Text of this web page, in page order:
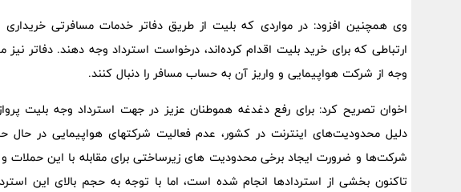
وی همچنین افزود: در مواردی که بلیت از طریق دفاتر خدمات مسافرتی
ارتباطی که برای خرید بلیت اقدام کرده‌اند، درخواست استرداد وجه دهند. دفاتر
وجه از شرکت هواپیمایی و واریز آن به حساب مسافر را دنبال کنند.
اخوان تصریح کرد: برای رفع دغدغه هموطنان عزیز در جهت استرداد وجه بلیت
دلیل محدودیت‌های اینترنت در کشور، عدم فعالیت شرکتهای هواپیمایی در
شرکت‌ها و ضرورت ایجاد برخی محدودیت های زیرساختی برای مقابله با این حملات
تاکنون بخشی از استردادها انجام شده است، اما با توجه به حجم بالای این